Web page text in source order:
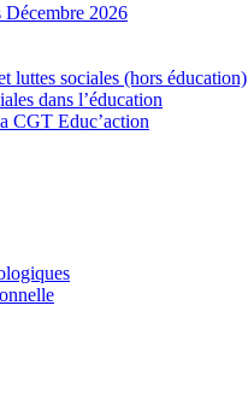
Décembre 2026
luttes sociales (hors éducation)
dans l’éducation
CGT Educ’action